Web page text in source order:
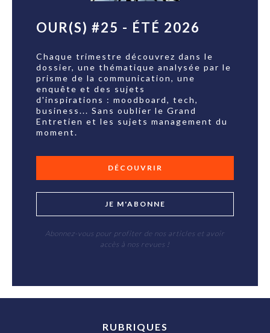
OUR(S) #25 - ÉTÉ 2026
Chaque trimestre découvrez dans le
dossier, une thématique analysée par le
prisme de la communication, une
enquête et des sujets
d'inspirations : moodboard, tech,
business... Sans oublier le Grand
Entretien et les sujets management du
moment.
DÉCOUVRIR
JE M'ABONNE
Abonnez-vous pour profiter de nos articles et avoir
accès à nos revues !
RUBRIQUES